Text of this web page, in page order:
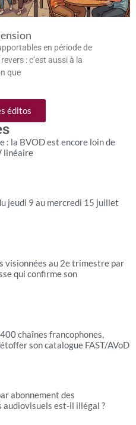
en période de
: c’est aussi à la
que
éditos
: la BVOD est encore loin de
linéaire
jeudi 9 au mercredi 15 juillet
visionnées au 2e trimestre par
qui confirme son
chaînes francophones,
son catalogue FAST/AVoD
abonnement des
audiovisuels est-il illégal ?